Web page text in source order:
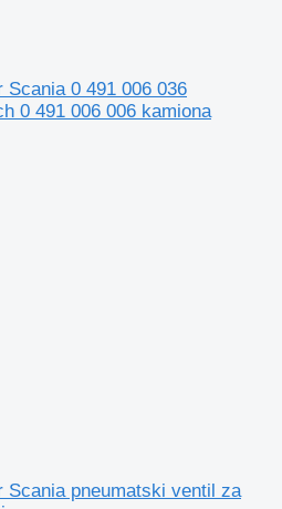
Scania 0 491 006 036
0 491 006 006 kamiona
Scania pneumatski ventil za